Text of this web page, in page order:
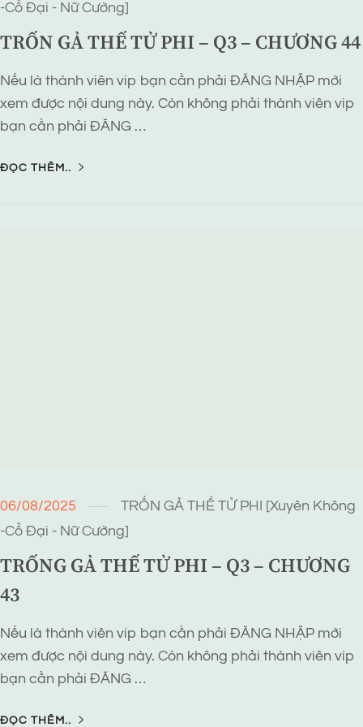
-Cổ Đại - Nữ Cường]
TRỐN GẢ THẾ TỬ PHI – Q3 – CHƯƠNG 44
Nếu là thành viên vip bạn cần phải ĐĂNG NHẬP mới
xem được nội dung này. Còn không phải thành viên vip
bạn cần phải ĐĂNG …
ĐỌC THÊM..
06/08/2025
TRỐN GẢ THẾ TỬ PHI [Xuyên Không
-Cổ Đại - Nữ Cường]
TRỐNG GẢ THẾ TỬ PHI – Q3 – CHƯƠNG
43
Nếu là thành viên vip bạn cần phải ĐĂNG NHẬP mới
xem được nội dung này. Còn không phải thành viên vip
bạn cần phải ĐĂNG …
ĐỌC THÊM..